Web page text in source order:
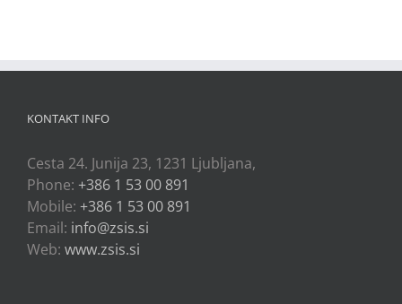
KONTAKT INFO
Cesta 24. Junija 23, 1231 Ljubljana,
Phone: +386 1 53 00 891
Mobile: +386 1 53 00 891
Email: info@zsis.si
Web: www.zsis.si